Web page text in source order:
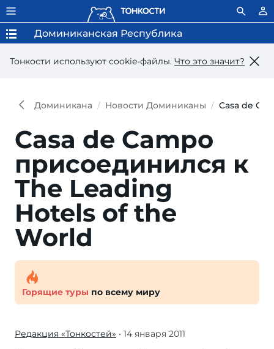
Тонкости используют сookie-файлы. Что это значит?
Доминиканская Республика
Доминикана Новости Доминиканы Casa de
Casa de Campo
присоединился к
The Leading
Hotels of the
World
Горящие туры по всему миру
Редакция «Тонкостей» • 14 января 2011